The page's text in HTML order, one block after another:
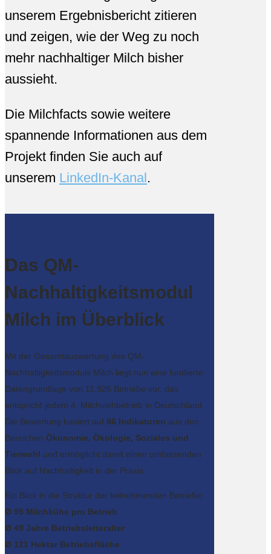
unserem Ergebnisbericht zitieren
und zeigen, wie der Weg zu noch
mehr nachhaltiger Milch bisher
aussieht.
Die Milchfacts sowie weitere
spannende Informationen aus dem
Projekt finden Sie auch auf
unserem LinkedIn-Kanal.
Das QM-
Nachhaltigkeitsmodul
Milch im Überblick
Mit der Gesamtauswertung des QM-
Nachhaltigkeitsmoduls Milch liegt nun eine fundierte
Datengrundlage von 11.926 Betriebe vor, das
entspricht jedem 4. Milchviehbetrieb in Deutschland.
Die Bewertung basiert auf 86 Indikatoren aus den
Bereichen Ökonomie, Ökologie, Soziales und
Tierwohl und ermöglicht damit einen umfassenden
Blick auf Nachhaltigkeit in der Praxis.
Ein Blick in die Struktur der teilnehmenden Betriebe:
Ø 95 Milchkühe pro Betrieb
Ø 49 Jahre Betriebsleiteralter
Ø 121 Hektar Betriebsfläche